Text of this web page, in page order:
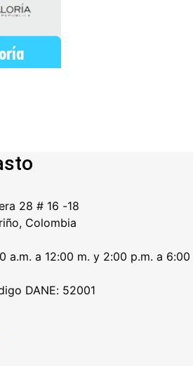
28 # 16 -18
Colombia
a.m. a 12:00 m. y 2:00 p.m. a 6:00
DANE: 52001